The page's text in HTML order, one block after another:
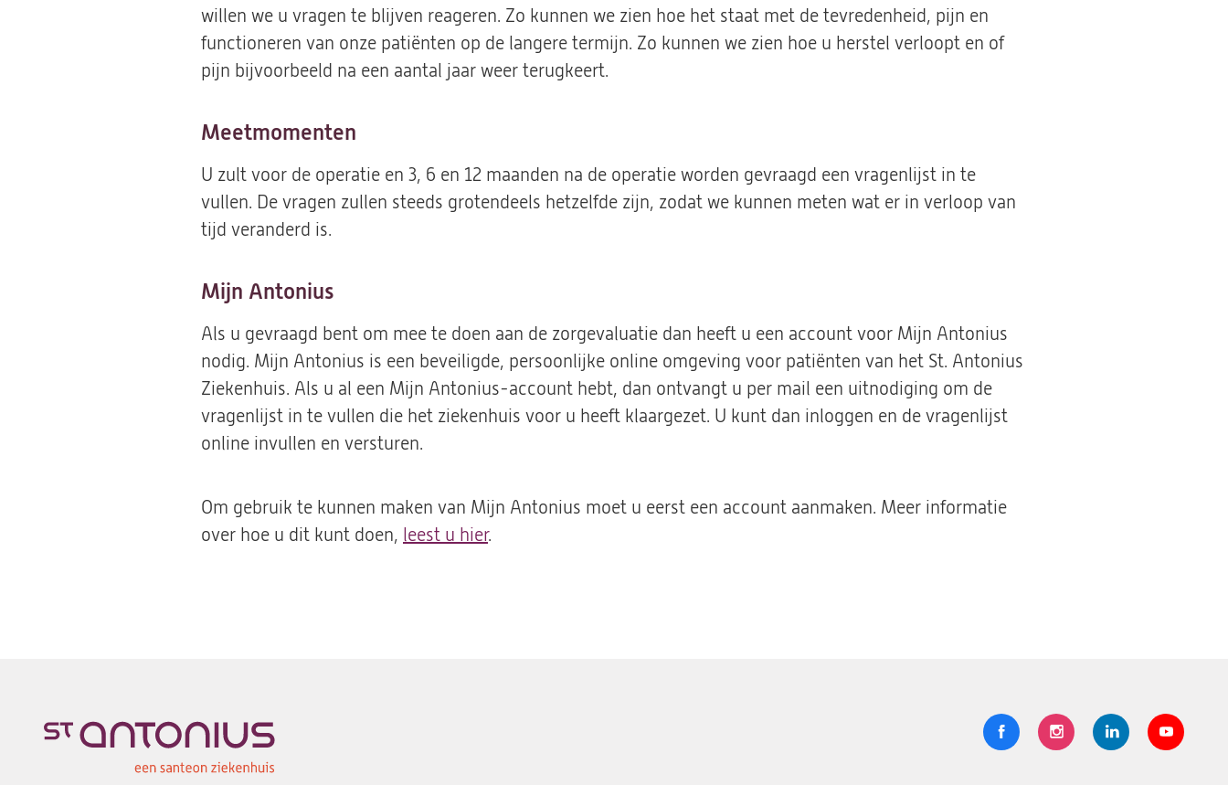
willen we u vragen te blijven reageren. Zo kunnen we zien hoe het staat met de tevredenheid, pijn en
functioneren van onze patiënten op de langere termijn. Zo kunnen we zien hoe u herstel verloopt en of
pijn bijvoorbeeld na een aantal jaar weer terugkeert.
Meetmomenten
U zult voor de operatie en 3, 6 en 12 maanden na de operatie worden gevraagd een vragenlijst in te
vullen. De vragen zullen steeds grotendeels hetzelfde zijn, zodat we kunnen meten wat er in verloop van
tijd veranderd is.
Mijn Antonius
Als u gevraagd bent om mee te doen aan de zorgevaluatie dan heeft u een account voor Mijn Antonius
nodig. Mijn Antonius is een beveiligde, persoonlijke online omgeving voor patiënten van het St. Antonius
Ziekenhuis. Als u al een Mijn Antonius-account hebt, dan ontvangt u per mail een uitnodiging om de
vragenlijst in te vullen die het ziekenhuis voor u heeft klaargezet. U kunt dan inloggen en de vragenlijst
online invullen en versturen.
Om gebruik te kunnen maken van Mijn Antonius moet u eerst een account aanmaken. Meer informatie
over hoe u dit kunt doen, leest u hier.
Volg
Logo
Logo
Logo
Logo